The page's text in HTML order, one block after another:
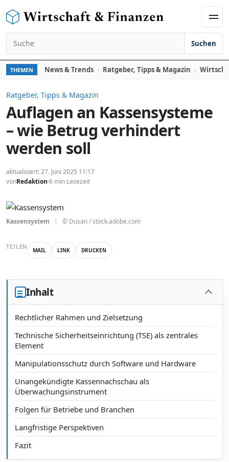
Suchen nach:
Suchen
THEMEN News & Trends Ratgeber, Tipps & Magazin
Ratgeber, Tipps & Magazin
Auflagen an Kassensysteme
– wie Betrug verhindert
werden soll
aktualisiert: 27. Juni 2025 11:17
vonRedaktion 6 min Lesezeit
Kassensystem | © Dusan / stock.adobe.com
TEILEN MAIL LINK DRUCKEN
Inhalt
Rechtlicher Rahmen und Zielsetzung
Technische Sicherheitseinrichtung (TSE) als zentrales
Element
Manipulationsschutz durch Software und Hardware
Unangekündigte Kassennachschau als
Überwachungsinstrument
Folgen für Betriebe und Branchen
Langfristige Perspektiven
Fazit